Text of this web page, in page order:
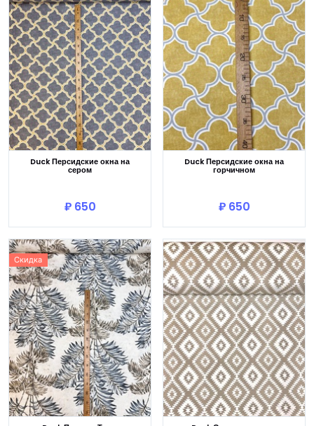
Duck Персидские окна на
сером
₽ 650
Duck Персидские окна на
горчичном
₽ 650
Скидка